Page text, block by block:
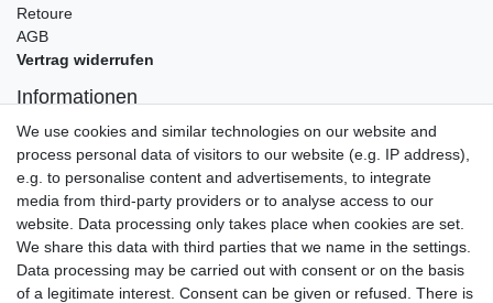
Retoure
AGB
Vertrag widerrufen
Informationen
Datenschutz
Impressum
Wir verschicken klimaneutral mit DPD
We use cookies and similar technologies on our website and
process personal data of visitors to our website (e.g. IP address),
e.g. to personalise content and advertisements, to integrate
media from third-party providers or to analyse access to our
website. Data processing only takes place when cookies are set.
We share this data with third parties that we name in the settings.
Data processing may be carried out with consent or on the basis
of a legitimate interest. Consent can be given or refused. There is